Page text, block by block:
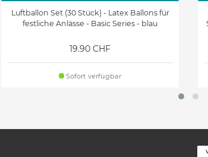
Luftballon Set (30 Stück) - Latex Ballons für
festliche Anlässe - Basic Series - blau
19.90 CHF
Sofort verfügbar